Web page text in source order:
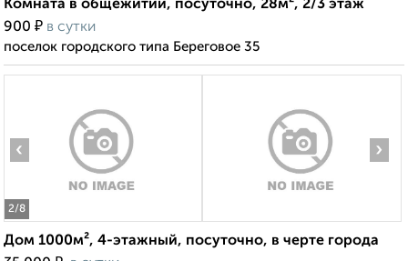
Комната в общежитии, посуточно, 28м², 2/3 этаж
900 ₽ в сутки
поселок городского типа Береговое 35
2/8
‹ ›
Дом 1000м², 4-этажный, посуточно, в черте города